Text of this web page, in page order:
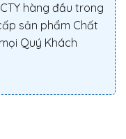
hàng đầu trong
sản phẩm Chất
Quý Khách